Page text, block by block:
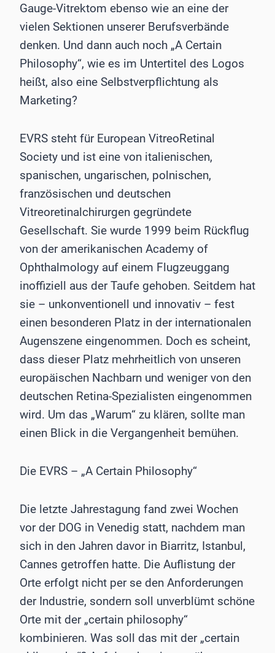
Gauge-Vitrektom ebenso wie an eine der
vielen Sektionen unserer Berufsverbände
denken. Und dann auch noch „A Certain
Philosophy“, wie es im Untertitel des Logos
heißt, also eine Selbstverpflichtung als
Marketing?
EVRS steht für European VitreoRetinal
Society und ist eine von italienischen,
spanischen, ungarischen, polnischen,
französischen und deutschen
Vitreoretinalchirurgen gegründete
Gesellschaft. Sie wurde 1999 beim Rückflug
von der amerikanischen Academy of
Ophthalmology auf einem Flugzeuggang
inoffiziell aus der Taufe gehoben. Seitdem hat
sie – unkonventionell und innovativ – fest
einen besonderen Platz in der internationalen
Augenszene eingenommen. Doch es scheint,
dass dieser Platz mehrheitlich von unseren
europäischen Nachbarn und weniger von den
deutschen Retina-Spezialisten eingenommen
wird. Um das „Warum“ zu klären, sollte man
einen Blick in die Vergangenheit bemühen.
Die EVRS – „A Certain Philosophy“
Die letzte Jahrestagung fand zwei Wochen
vor der DOG in Venedig statt, nachdem man
sich in den Jahren davor in Biarritz, Istanbul,
Cannes getroffen hatte. Die Auflistung der
Orte erfolgt nicht per se den Anforderungen
der Industrie, sondern soll unverblümt schöne
Orte mit der „certain philosophy“
kombinieren. Was soll das mit der „certain